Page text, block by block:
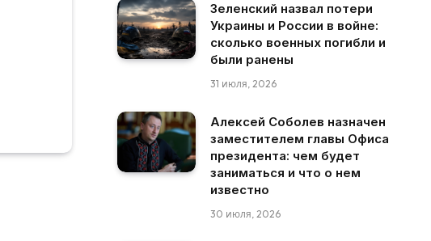
Зеленский назвал потери
Украины и России в войне:
сколько военных погибли и
были ранены
31 июля, 2026
Алексей Соболев назначен
заместителем главы Офиса
президента: чем будет
заниматься и что о нем
известно
30 июля, 2026